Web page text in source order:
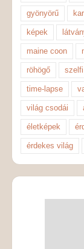
gyönyörű
képek
maine coon
röhögő szelfi
time-lapse
világ csodái
életképek
érdekes világ